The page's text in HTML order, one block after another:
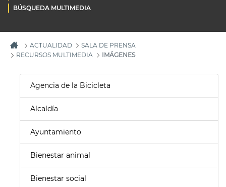
BÚSQUEDA MULTIMEDIA
ACTUALIDAD
SALA DE PRENSA
RECURSOS MULTIMEDIA
IMÁGENES
Agencia de la Bicicleta
Alcaldía
Ayuntamiento
Bienestar animal
Bienestar social